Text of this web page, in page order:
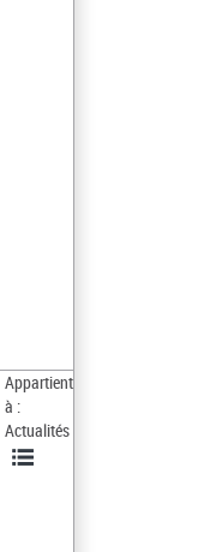
Appartient
à :
Actualités